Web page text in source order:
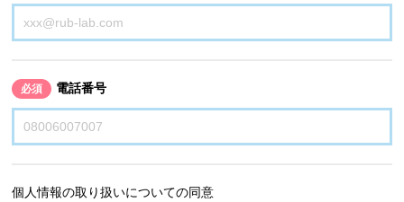
必須 電話番号
個人情報の取り扱いについての同意